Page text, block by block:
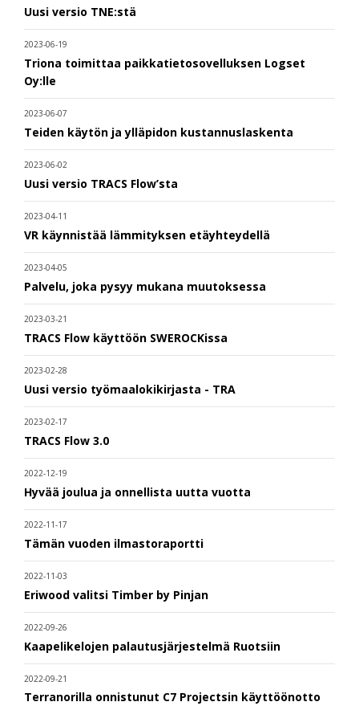
Uusi versio TNE:stä
2023-06-19
Triona toimittaa paikkatietosovelluksen Logset
Oy:lle
2023-06-07
Teiden käytön ja ylläpidon kustannuslaskenta
2023-06-02
Uusi versio TRACS Flow’sta
2023-04-11
VR käynnistää lämmityksen etäyhteydellä
2023-04-05
Palvelu, joka pysyy mukana muutoksessa
2023-03-21
TRACS Flow käyttöön SWEROCKissa
2023-02-28
Uusi versio työmaalokikirjasta - TRA
2023-02-17
TRACS Flow 3.0
2022-12-19
Hyvää joulua ja onnellista uutta vuotta
2022-11-17
Tämän vuoden ilmastoraportti
2022-11-03
Eriwood valitsi Timber by Pinjan
2022-09-26
Kaapelikelojen palautusjärjestelmä Ruotsiin
2022-09-21
Terranorilla onnistunut C7 Projectsin käyttöönotto